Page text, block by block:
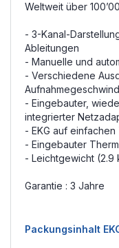
Weltweit über
- 3-Kanal-
Ableitungen
- Manuelle und
- Verschiedene
- Eingebauter,
integrierter
- EKG auf
- Eingebauter
- Leichtgewicht (2.9
Garantie : 3 Jahre
Packungsinhalt